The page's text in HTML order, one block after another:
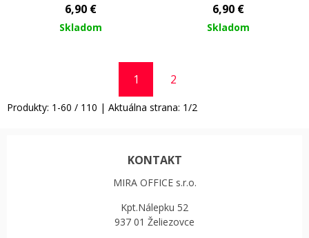
6,90 €
Skladom
6,90 €
Skladom
1 2
Produkty: 1 -60 / 110 | Aktuálna strana: 1/2
KONTAKT
MIRA OFFICE s.r.o.
Kpt.Nálepku 52
937 01 Želiezovce